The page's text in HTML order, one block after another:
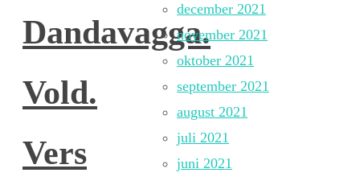
Dandavagga.
Vold.
Vers
december 2021
november 2021
oktober 2021
september 2021
august 2021
juli 2021
juni 2021